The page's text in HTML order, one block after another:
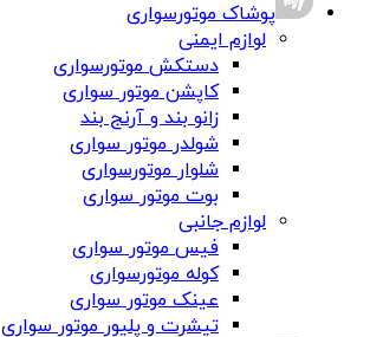
پوشاک موتورسواری
لوازم ایمنی
دستکش موتورسواری
کاپشن موتور سواری
زانو بند و آرنج بند
شولدر موتور سواری
شلوار موتورسواری
بوت موتور سواری
لوازم جانبی
فیس موتور سواری
کوله موتورسواری
عینک موتور سواری
تیشرت و پلیور موتور سواری